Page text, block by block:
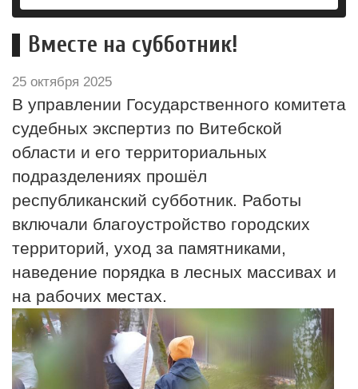
Вместе на субботник!
25 октября 2025
В управлении Государственного комитета
судебных экспертиз по Витебской
области и его территориальных
подразделениях прошёл
республиканский субботник. Работы
включали благоустройство городских
территорий, уход за памятниками,
наведение порядка в лесных массивах и
на рабочих местах.